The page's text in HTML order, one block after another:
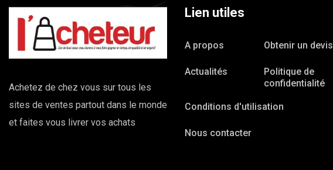
Achetez de chez vous sur tous les
sites de ventes partout dans le monde
et faites vous livrer vos achats
Lien utiles
A propos Obtenir un devis
Actualités
Politique de
confidentialité
Conditions d'utilisation
Nous contacter